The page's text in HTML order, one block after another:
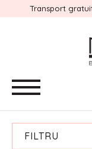
Transport
FILTRU